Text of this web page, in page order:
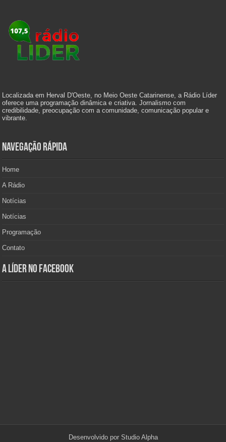
Localizada em Herval D'Oeste, no Meio Oeste Catarinense, a Rádio Líder
oferece uma programação dinâmica e criativa. Jornalismo com
credibilidade, preocupação com a comunidade, comunicação popular e
vibrante.
Navegação Rápida
Home
A Rádio
Notícias
Notícias
Programação
Contato
A Líder no Facebook
Desenvolvido por Studio Alpha